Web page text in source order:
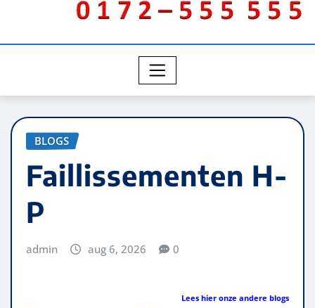
BLOGS
Faillissementen H-
P
admin aug 6, 2026 0
Lees hier onze andere blogs